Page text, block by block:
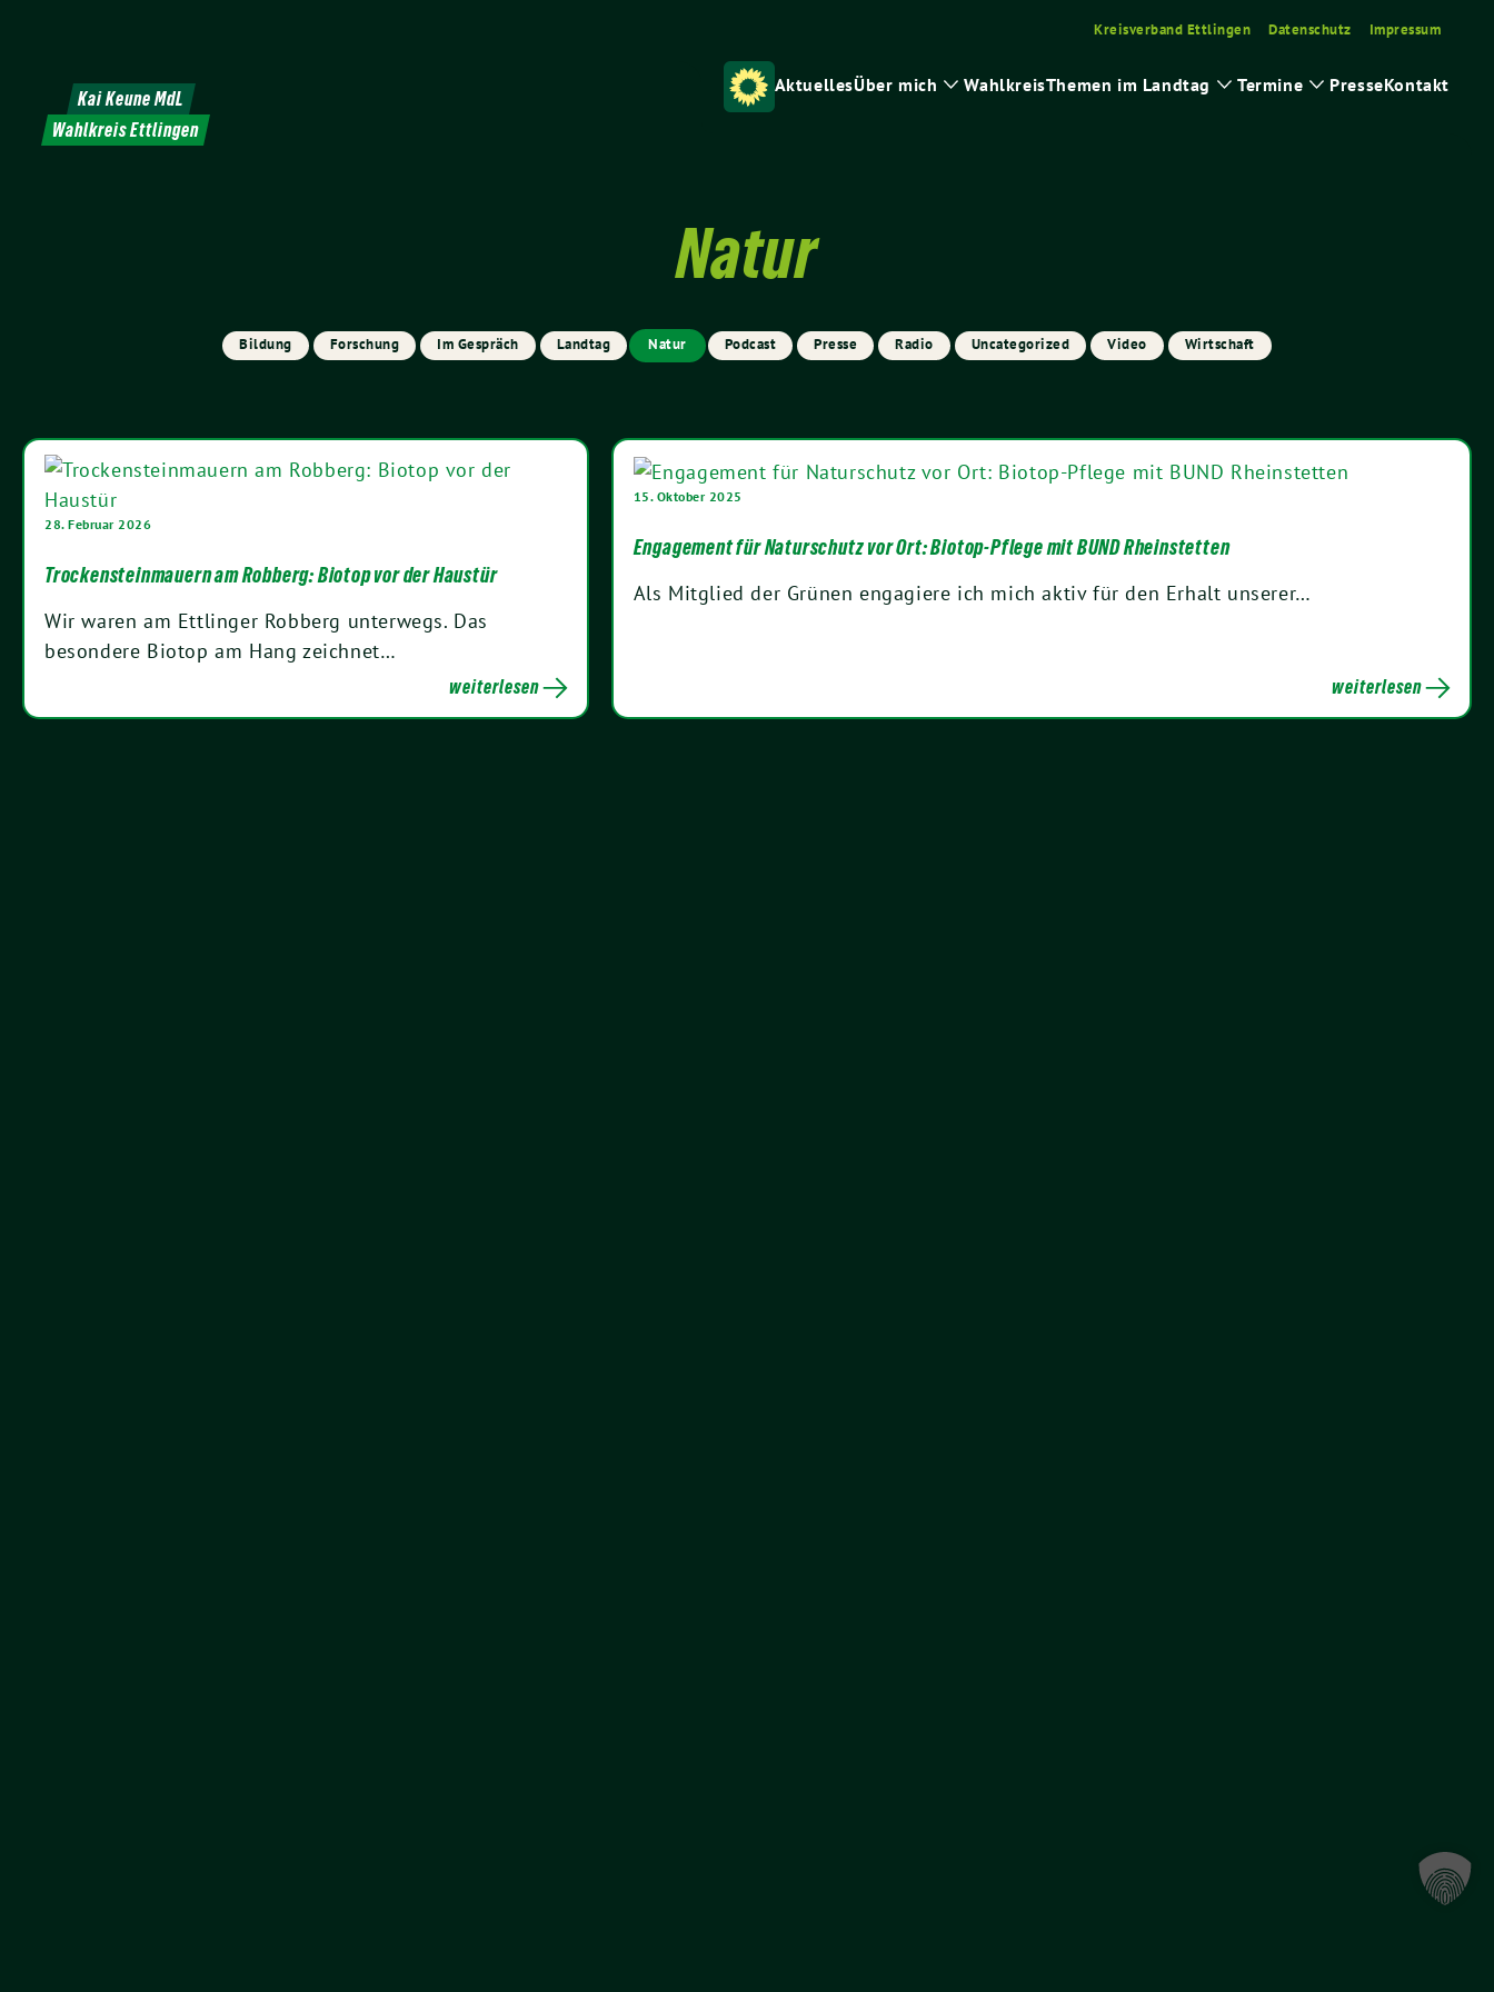
Kreisverband Ettlingen Datenschutz Impressum
Kai Keune MdL
Wahlkreis Ettlingen
AktuellesÜber mich
Zeige
WahlkreisThemen im Landtag
Zeige
Termine Zeige
PresseKontakt
Natur
Bildung Forschung Im Gespräch Landtag Natur Podcast Presse Radio Uncategorized Video Wirtschaft
28. Februar 2026
Trockensteinmauern am Robberg: Biotop vor der Haustür
Wir waren am Ettlinger Robberg unterwegs. Das
besondere Biotop am Hang zeichnet…
weiterlesen
15. Oktober 2025
Engagement für Naturschutz vor Ort: Biotop-Pflege mit BUND Rheinstetten
Als Mitglied der Grünen engagiere ich mich aktiv für den Erhalt unserer…
weiterlesen